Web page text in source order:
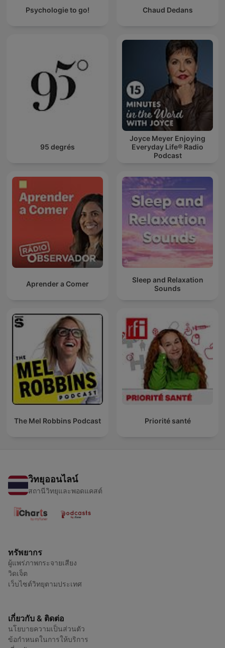
Psychologie to go! Chaud Dedans
95 degrés
Joyce Meyer Enjoying
Everyday Life® Radio
Podcast
Aprender a Comer
Sleep and Relaxation
Sounds
The Mel Robbins Podcast Priorité santé
วิทยุออนไลน์
สถานีวิทยุและพอดแคสต์
ทรัพยากร
ผู้แพร่ภาพกระจายเสียง
วิดเจ็ต
เว็บไซต์วิทยุตามประเทศ
เกี่ยวกับ & ติดต่อ
นโยบายความเป็นส่วนตัว
ข้อกำหนดในการให้บริการ